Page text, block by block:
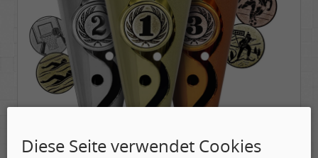
Diese Seite verwendet Cookies